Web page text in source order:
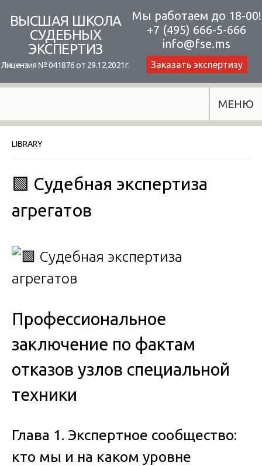
content
ВЫСШАЯ ШКОЛА
СУДЕБНЫХ
ЭКСПЕРТИЗ
Лицензия № 041876 от 29.12.2021г.
Мы работаем до 18-00!
+7 (495) 666-5-666
info@fse.ms
Заказать экспертизу
МЕНЮ
LIBRARY
🟩 Судебная экспертиза
агрегатов
Профессиональное
заключение по фактам
отказов узлов специальной
техники
Глава 1. Экспертное сообщество:
кто мы и на каком уровне